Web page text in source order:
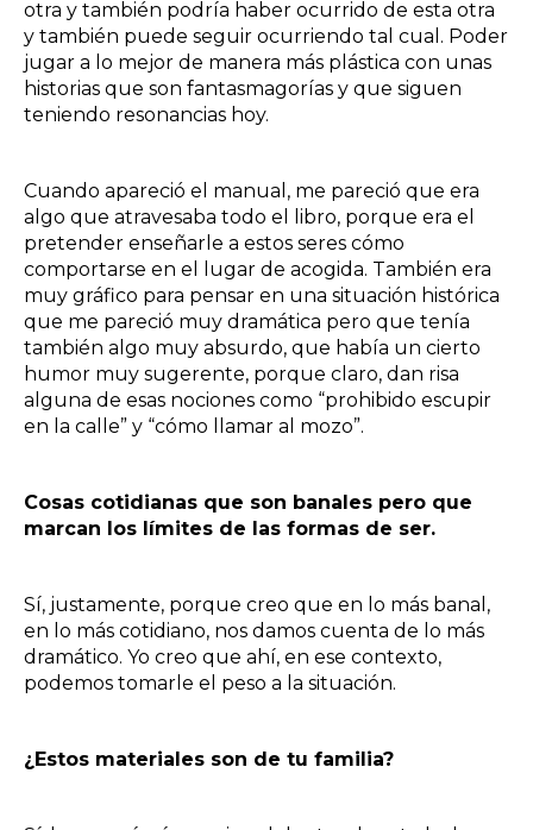
otra y también podría haber ocurrido de esta otra
y también puede seguir ocurriendo tal cual. Poder
jugar a lo mejor de manera más plástica con unas
historias que son fantasmagorías y que siguen
teniendo resonancias hoy.
Cuando apareció el manual, me pareció que era
algo que atravesaba todo el libro, porque era el
pretender enseñarle a estos seres cómo
comportarse en el lugar de acogida. También era
muy gráfico para pensar en una situación histórica
que me pareció muy dramática pero que tenía
también algo muy absurdo, que había un cierto
humor muy sugerente, porque claro, dan risa
alguna de esas nociones como “prohibido escupir
en la calle” y “cómo llamar al mozo”.
Cosas cotidianas que son banales pero que
marcan los límites de las formas de ser.
Sí, justamente, porque creo que en lo más banal,
en lo más cotidiano, nos damos cuenta de lo más
dramático. Yo creo que ahí, en ese contexto,
podemos tomarle el peso a la situación.
¿Estos materiales son de tu familia?